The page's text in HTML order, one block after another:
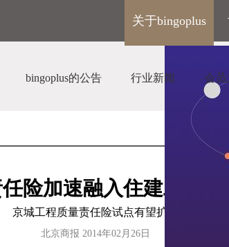
关于bingoplus
bingoplus的公告 行业新闻 会员
险加速融入住建工程
京城工程质量责任险试点有望扩大
北京商报 2014年02月26日